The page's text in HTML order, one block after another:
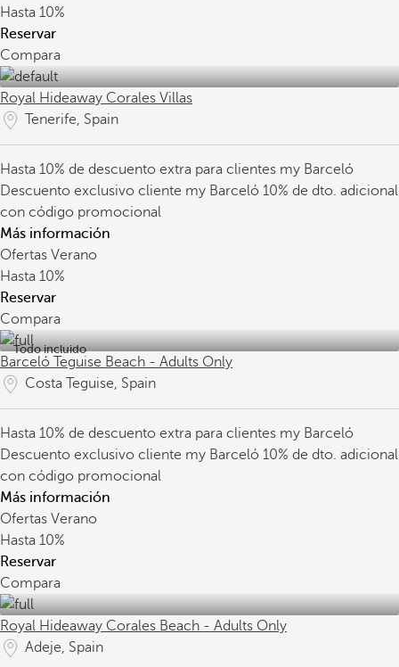
Hasta 10%
Reservar
Compara
Royal Hideaway Corales Villas
Tenerife, Spain
Hasta 10% de descuento extra para clientes my Barceló
Descuento exclusivo cliente my Barceló 10% de dto. adicional
con código promocional
Más información
Ofertas Verano
Hasta 10%
Reservar
Compara
Todo incluido
Barceló Teguise Beach - Adults Only
Costa Teguise, Spain
Hasta 10% de descuento extra para clientes my Barceló
Descuento exclusivo cliente my Barceló 10% de dto. adicional
con código promocional
Más información
Ofertas Verano
Hasta 10%
Reservar
Compara
Royal Hideaway Corales Beach - Adults Only
Adeje, Spain